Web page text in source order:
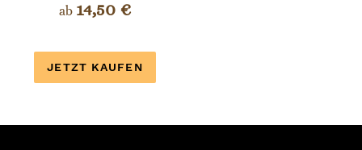
Normaler
ab 14,50 €
JETZT KAUFEN